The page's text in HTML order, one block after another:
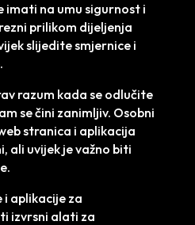
imati na umu sigurnost i
prilikom dijeljenja
slijedite smjernice i
razum kada se odlučite
se čini zanimljiv. Osobni
stranica i aplikacija
ali uvijek je važno biti
i aplikacije za
izvrsni alati za